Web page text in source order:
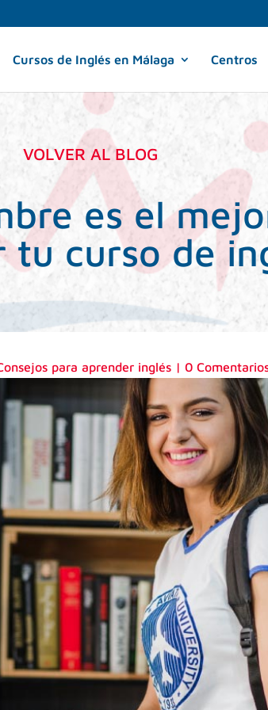
Cursos de Inglés en Málaga Centros
VOLVER AL BLOG
es el
tu curso de
para aprender inglés| 0